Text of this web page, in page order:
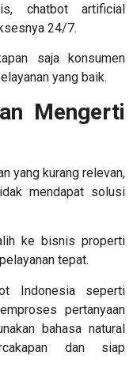
chatbot artificial
24/7.
saja konsumen
yang baik.
Mengerti
yang kurang relevan,
mendapat solusi
ke bisnis properti
tepat.
Indonesia seperti
pertanyaan
bahasa natural
dan siap